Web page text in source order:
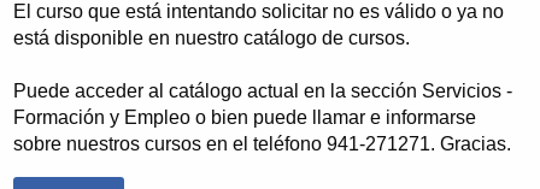
El curso que está intentando solicitar no es válido o ya no
está disponible en nuestro catálogo de cursos.
Puede acceder al catálogo actual en la sección Servicios -
Formación y Empleo o bien puede llamar e informarse
sobre nuestros cursos en el teléfono 941-271271. Gracias.